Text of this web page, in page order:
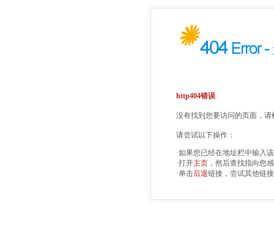
http404错误
没有找到您要访问的页面，
请尝试以下操作：
·如果您已经在地址栏中输入
·打开主页 ，然后查找指向您
·单击后退链接，尝试其他链